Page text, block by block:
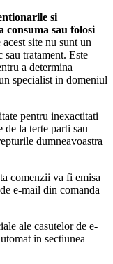
si
consuma sau folosi
site nu sunt un
tratament. Este
a determina
specialist in domeniul
pentru inexactitati
la terte parti sau
dumneavoastra
comenzii va fi emisa
e-mail din comanda
ale casutelor de e-
in sectiunea